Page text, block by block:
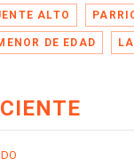
ALTO
DE EDAD